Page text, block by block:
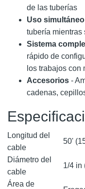
de las tuberías
Uso
tubería mientras
Sistema
rápido de
los trabajos con
Accesorios -
cadenas,
Longitud del
cable
50'
Diámetro del
cable
1/4 in
Área de